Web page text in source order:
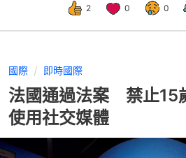
2 0 0
國際 即時國際
法國通過法案 禁止15
使用社交媒體